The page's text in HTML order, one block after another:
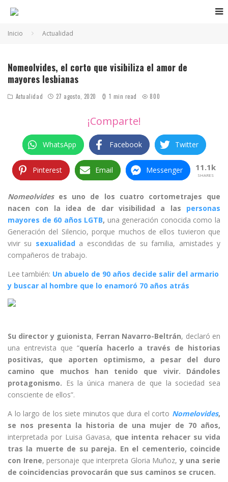
Inicio Actualidad
Nomeolvides, el corto que visibiliza el amor de
mayores lesbianas
Actualidad 27 agosto, 2020 1 min read 800
¡Comparte!
WhatsApp Facebook Twitter
Pinterest Email Messenger 11.1k
SHARES
Nomeolvideses uno de los cuatro cortometrajes que
nacen con la idea de dar visibilidad a las personas
mayores de 60 años LGTB, una generación conocida como la
Generación del Silencio, porque muchos de ellos tuvieron que
vivir su sexualidada escondidas de su familia, amistades y
compañeros de trabajo.
Lee también: Un abuelo de 90 años decide salir del armario
y buscar al hombre que lo enamoró 70 años atrás
Su director y guionista, Ferran Navarro-Beltrán, declaró en
una entrevista que “quería hacerlo a través de historias
positivas, que aporten optimismo, a pesar del duro
camino que muchos han tenido que vivir. Dándoles
protagonismo. Es la única manera de que la sociedad sea
consciente de ellos”.
A lo largo de los siete minutos que dura el corto Nomelovides,
se nos presenta la historia de una mujer de 70 años,
interpretada por Luisa Gavasa, que intenta rehacer su vida
tras la muerte de su pareja. En el cementerio, coincide
con Irene, personaje que interpreta Gloria Muñoz,y una serie
de coincidencias provocarán que sus caminos se crucen.